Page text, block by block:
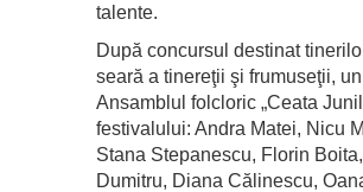
talente.
După concursul destinat
seară a tinereţii şi frumuseţii,
Ansamblul folcloric „Ceata
festivalului: Andra Matei, Nicu
Stana Stepanescu, Florin
Dumitru, Diana Călinescu,